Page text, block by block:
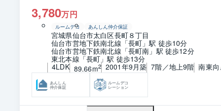
3,780万円
ルームデコ あんしん仲介保証
宮城県仙台市太白区長町８丁目
仙台市営地下鉄南北線「長町」駅 徒歩10分
仙台市営地下鉄南北線「長町南」駅 徒歩12分
東北本線「長町」駅 徒歩13分
4LDK 89.66m2 2001年9月築 7階／地上9階 南東
あんしん
仲介保証
ルームデコ
レーション